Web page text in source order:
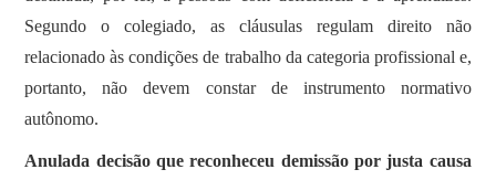
Segundo o colegiado, as cláusulas regulam direito não
relacionado às condições de trabalho da categoria profissional e,
portanto, não devem constar de instrumento normativo
autônomo.
Anulada decisão que reconheceu demissão por justa causa